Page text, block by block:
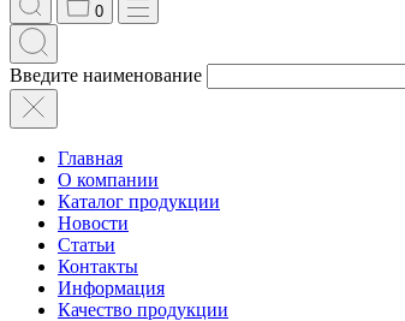
0
Введите наименование
Главная
О компании
Каталог продукции
Новости
Статьи
Контакты
Информация
Качество продукции